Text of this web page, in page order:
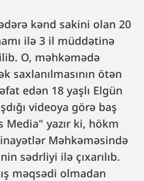
kənd sakini olan 20
ilə 3 il müddətinə
O, məhkəmədə
saxlanılmasının ötən
edən 18 yaşlı Elgün
videoya görə baş
yazır ki, hökm
Məhkəməsində
sədrliyi ilə çıxarılıb.
məqsədi olmadan